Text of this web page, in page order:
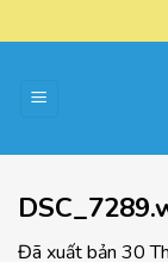
đến
dung
Đã xuất bản 30